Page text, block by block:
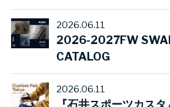
2026.06.11
2026-2027FW
CATALOG
2026.06.11